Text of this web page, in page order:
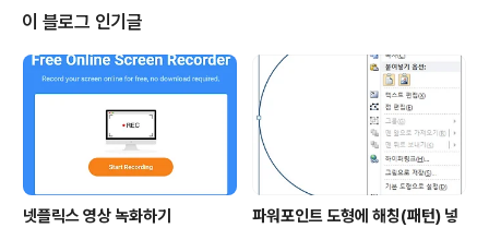
이 블로그 인기글
넷플릭스 영상 녹화하기
파워포인트 도형에 해칭(패턴) 넣